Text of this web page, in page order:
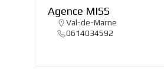
Agence MISS
Val-de-Marne
0614034592